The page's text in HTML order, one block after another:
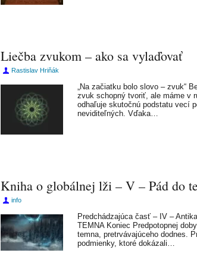
Liečba zvukom – ako sa vylaďovať
Rastislav Hriňák
„Na začiatku bolo slovo – zvuk“
zvuk schopný tvoriť, ale máme v
odhaľuje skutočnú podstatu vecí
neviditeľných. Vďaka…
Kniha o globálnej lži – V – Pád do
info
Predchádzajúca časť – IV –
TEMNA Koniec Predpotopnej
temna, pretrvávajúceho dodnes.
podmienky, ktoré dokázali…